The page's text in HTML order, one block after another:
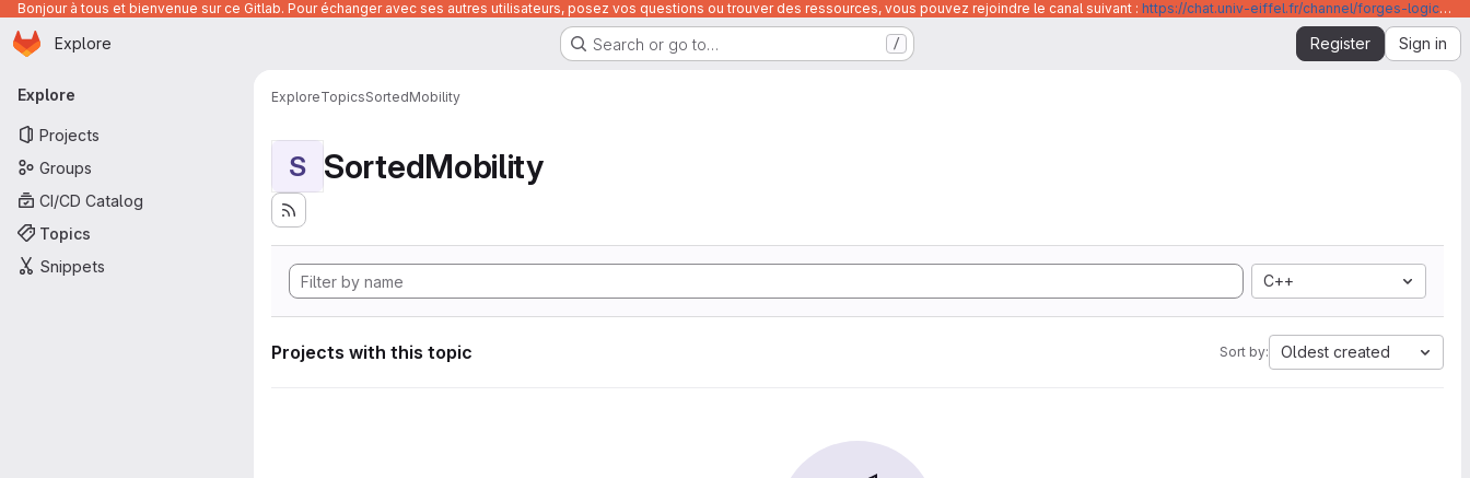
Bonjour à tous et bienvenue sur ce Gitlab. Pour échanger avec ses autres utilisateurs, posez vos questions ou trouver des ressources, vous pouvez rejoindre le canal suivant : https://chat.univ-eiffel.fr/channel/forges-logicielles-github-et-gitlab-universite-gustave-eiffel
Skip to main content
Homepage
Explore Search or go to… / Register Sign in
Primary navigation
Explore
Projects
Groups
CI/CD Catalog
Topics
Snippets
ExploreTopicsSortedMobility
S SortedMobility
C++
Projects with this topic Sort by: Oldest created